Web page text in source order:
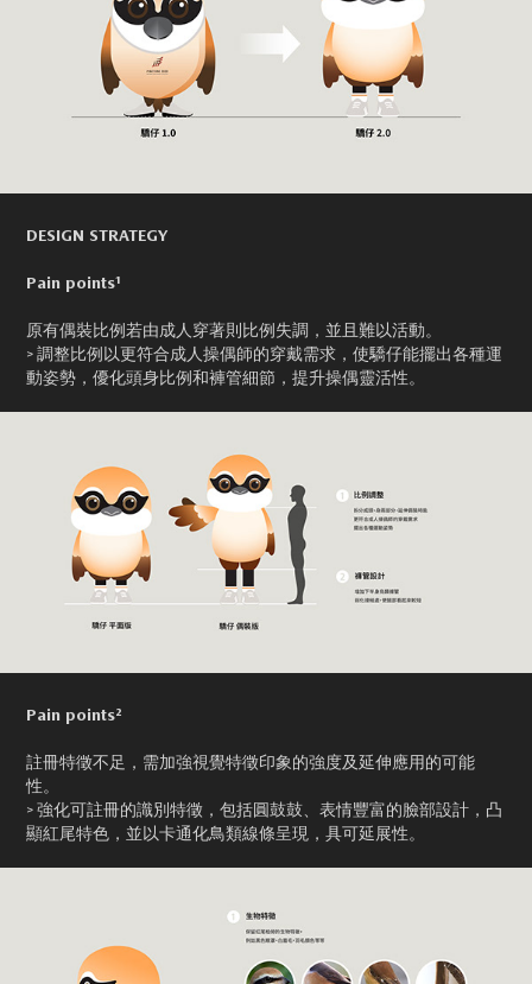
DESIGN STRATEGY
Pain points¹
原有偶裝比例若由成人穿著則比例失調，並且難以活動。
> 調整比例以更符合成人操偶師的穿戴需求，使驕仔能擺出各種運
動姿勢，優化頭身比例和褲管細節，提升操偶靈活性。
Pain points²
註冊特徵不足，需加強視覺特徵印象的強度及延伸應用的可能
性。
> 強化可註冊的識別特徵，包括圓鼓鼓、表情豐富的臉部設計，凸
顯紅尾特色，並以卡通化鳥類線條呈現，具可延展性。